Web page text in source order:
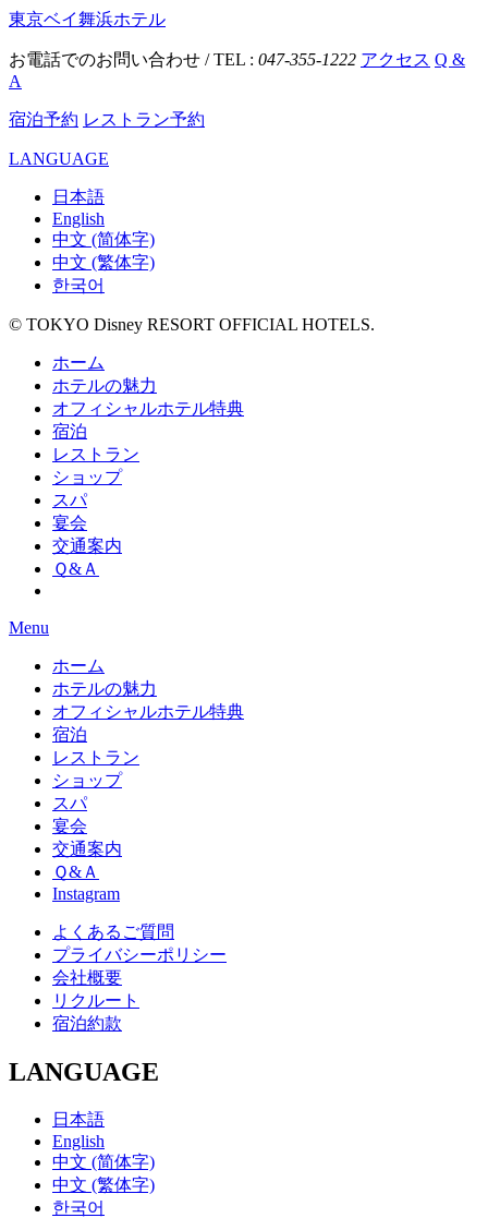
東京ベイ舞浜ホテル
お電話でのお問い合わせ / TEL : 047-355-1222 アクセス Q &
A
宿泊予約 レストラン予約
LANGUAGE
日本語
English
中文 (简体字)
中文 (繁体字)
한국어
© TOKYO Disney RESORT OFFICIAL HOTELS.
ホーム
ホテルの魅力
オフィシャルホテル特典
宿泊
レストラン
ショップ
スパ
宴会
交通案内
Ｑ&Ａ
Menu
ホーム
ホテルの魅力
オフィシャルホテル特典
宿泊
レストラン
ショップ
スパ
宴会
交通案内
Ｑ&Ａ
Instagram
よくあるご質問
プライバシーポリシー
会社概要
リクルート
宿泊約款
LANGUAGE
日本語
English
中文 (简体字)
中文 (繁体字)
한국어